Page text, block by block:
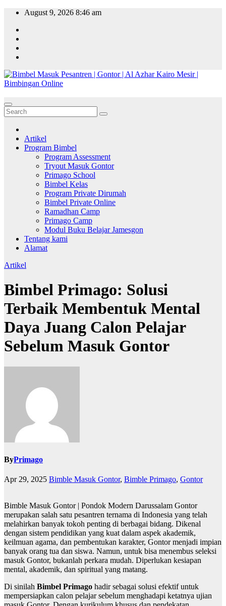
Skip
content
August 9, 2026 8:46 am
Artikel
Program Bimbel
Program Assessment
Tryout Masuk Gontor
Primago School
Bimbel Kelas
Program Private Dirumah
Bimbel Private Online
Ramadhan Camp
Primago Camp
Modul Buku Belajar Jamesgon
Tentang kami
Alamat
Artikel
Bimbel Primago: Solusi
Terbaik Membentuk Mental
Daya Juang Calon Pelajar
Sebelum Masuk Gontor
ByPrimago
Apr 29, 2025 Bimble Masuk Gontor, Bimble Primago, Gontor
Bimble Masuk Gontor | Pondok Modern Darussalam Gontor
merupakan salah satu pesantren ternama di Indonesia yang telah
melahirkan banyak tokoh penting di berbagai bidang. Dikenal
dengan sistem pendidikan yang kuat dalam aspek akademik,
keilmuan agama, dan pembentukan karakter, Gontor menjadi impian
banyak orang tua dan siswa. Namun, untuk bisa menembus seleksi
masuk Gontor, bukanlah perkara mudah. Diperlukan kesiapan
mental, akademik, dan spiritual yang matang.
Di sinilah Bimbel Primago hadir sebagai solusi efektif untuk
mempersiapkan calon pelajar sebelum menghadapi ketatnya ujian